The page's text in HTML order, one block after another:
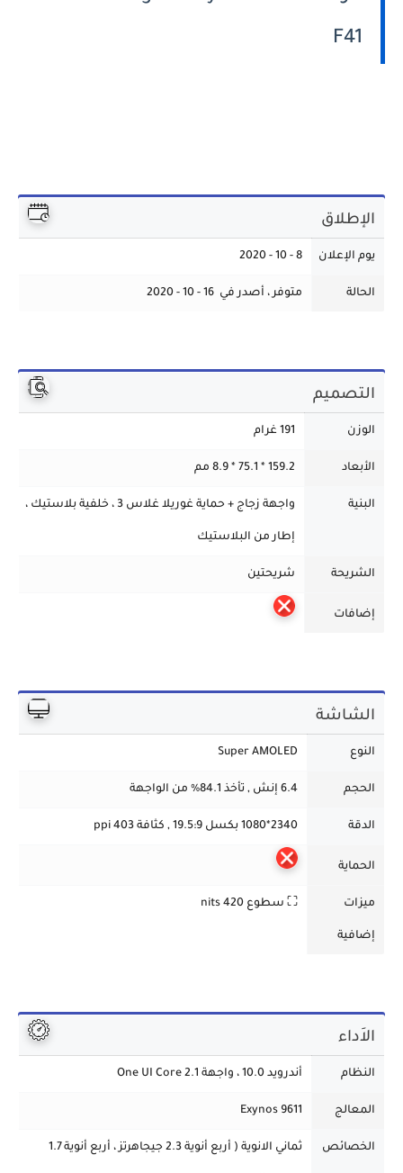
F41
الإطلاق
يوم الإعلان 8 - 10 - 2020
الحالة متوفر ، أصدر في 16 - 10 - 2020
التصميم
الوزن 191 غرام
الأبعاد 159.2 * 75.1 * 8.9 مم
البنية واجهة زجاج + حماية غوريلا غلاس 3 ، خلفية بلاستيك ،
إطار من البلاستيك
الشريحة شريحتين
إضافات
الشاشة
النوع Super AMOLED
الحجم 6.4 إنش , تأخذ 84.1% من الواجهة
الدقة 2340*1080 بكسل 19.5:9 , كثافة 403 ppi
الحماية
ميزات
إضافية
⛶ سطوع 420 nits
الاَداء
النظام أندرويد 10.0 ، واجهة One UI Core 2.1
المعالج Exynos 9611
الخصائص ثماني الانوية ( أربع أنوية 2.3 جيجاهرتز ، أربع أنوية 1.7